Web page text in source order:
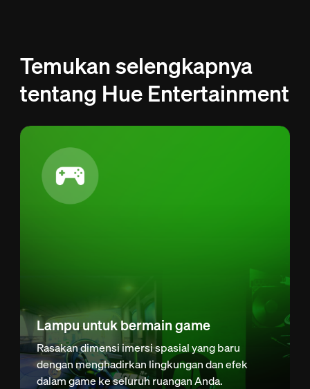
Temukan selengkapnya
tentang Hue Entertainment
Lampu untuk bermain game
Rasakan dimensi imersi spasial yang baru
dengan menghadirkan lingkungan dan efek
dalam game ke seluruh ruangan Anda.